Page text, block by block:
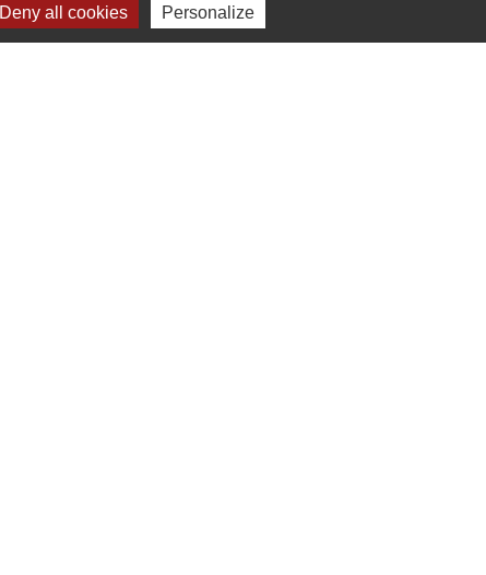
Deny all cookies Personalize